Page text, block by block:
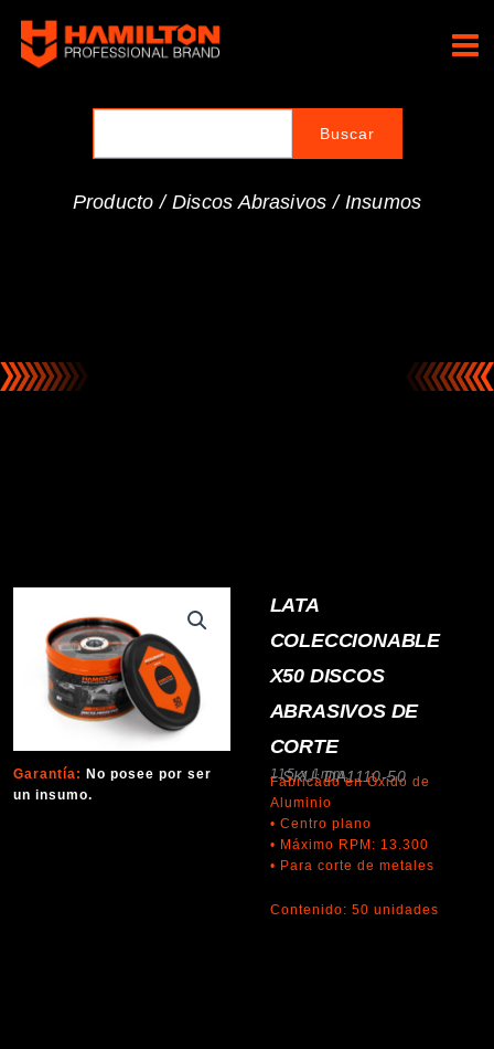
contenido
Producto /Discos Abrasivos/Insumos
Garantía: No posee por ser
un insumo.
LATA
COLECCIONABLE
X50 DISCOS
ABRASIVOS DE
CORTE
SKU: DA1110-50
115 x 1mm.
Fabricado en Óxido de
Aluminio
• Centro plano
• Máximo RPM: 13.300
• Para corte de metales
Contenido: 50 unidades